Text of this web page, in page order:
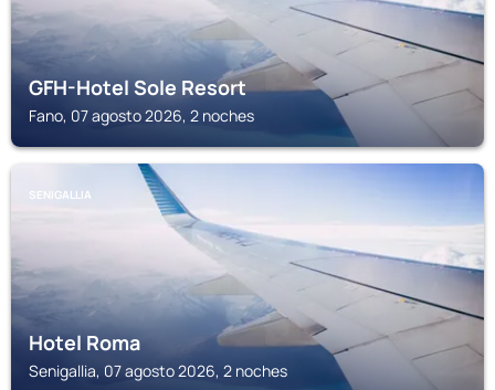
GFH-Hotel Sole Resort
Fano, 07 agosto 2026, 2 noches
SENIGALLIA
Hotel Roma
Senigallia, 07 agosto 2026, 2 noches